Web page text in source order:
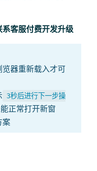
客服付费开发升级
器重新载入才可
3秒后进行下一步操
正常打开新窗
案